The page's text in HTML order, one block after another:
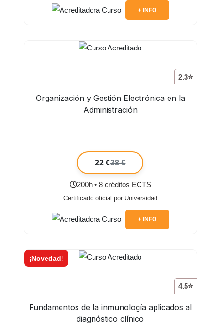
+ INFO
2.3⭐
Organización y Gestión Electrónica en la
Administración
22 €38 €
200h • 8 créditos ECTS
Certificado oficial por Universidad
+ INFO
¡Novedad!
4.5⭐
Fundamentos de la inmunología aplicados al
diagnóstico clínico